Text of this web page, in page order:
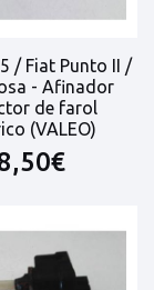
/ Fiat Punto II /
- Afinador
de farol
(VALEO)